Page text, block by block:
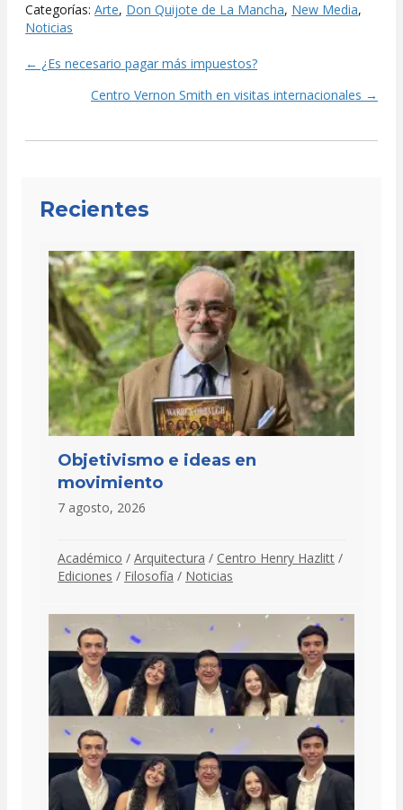
Categorías: Arte, Don Quijote de La Mancha, New Media,
Noticias
Posts
navigation
← ¿Es necesario pagar más impuestos?
Centro Vernon Smith en visitas internacionales →
Recientes
Objetivismo e ideas en
movimiento
7 agosto, 2026
Académico / Arquitectura / Centro Henry Hazlitt /
Ediciones / Filosofía / Noticias